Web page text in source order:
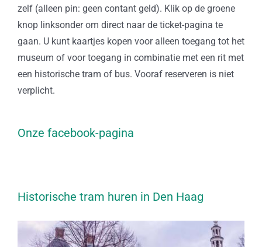
zelf (alleen pin: geen contant geld). Klik op de groene
knop linksonder om direct naar de ticket-pagina te
gaan. U kunt kaartjes kopen voor alleen toegang tot het
museum of voor toegang in combinatie met een rit met
een historische tram of bus. Vooraf reserveren is niet
verplicht.
Onze facebook-pagina
Historische tram huren in Den Haag